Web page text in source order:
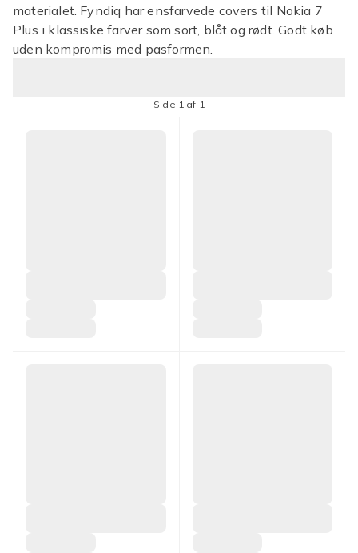
materialet. Fyndiq har ensfarvede covers til Nokia 7
Plus i klassiske farver som sort, blåt og rødt. Godt køb
uden kompromis med pasformen.
Side 1 af 1